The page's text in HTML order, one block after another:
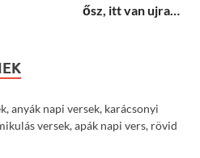
ősz, itt van ujra…
anyák napi versek, karácsonyi
versek, apák napi vers, rövid